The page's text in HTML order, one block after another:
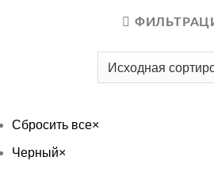
Сбросить все×
Черный×